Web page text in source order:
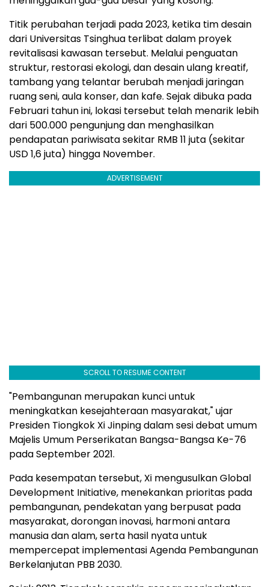
Titik perubahan terjadi pada 2023, ketika tim desain
dari Universitas Tsinghua terlibat dalam proyek
revitalisasi kawasan tersebut. Melalui penguatan
struktur, restorasi ekologi, dan desain ulang kreatif,
tambang yang telantar berubah menjadi jaringan
ruang seni, aula konser, dan kafe. Sejak dibuka pada
Februari tahun ini, lokasi tersebut telah menarik lebih
dari 500.000 pengunjung dan menghasilkan
pendapatan pariwisata sekitar RMB 11 juta (sekitar
USD 1,6 juta) hingga November.
ADVERTISEMENT
SCROLL TO RESUME CONTENT
"Pembangunan merupakan kunci untuk
meningkatkan kesejahteraan masyarakat," ujar
Presiden Tiongkok Xi Jinping dalam sesi debat umum
Majelis Umum Perserikatan Bangsa-Bangsa Ke-76
pada September 2021.
Pada kesempatan tersebut, Xi mengusulkan Global
Development Initiative, menekankan prioritas pada
pembangunan, pendekatan yang berpusat pada
masyarakat, dorongan inovasi, harmoni antara
manusia dan alam, serta hasil nyata untuk
mempercepat implementasi Agenda Pembangunan
Berkelanjutan PBB 2030.